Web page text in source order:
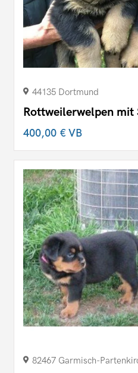
44135 Dortmund
Rottweilerwelpen mit
400,00 €VB
82467 Garmisch-